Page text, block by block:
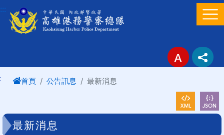
進入內容區塊
:::
首頁 公告訊息 最新消息
最新消息